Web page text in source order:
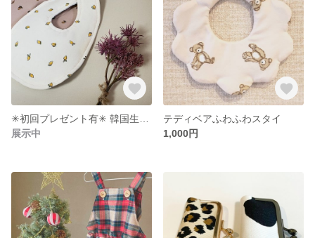
展示中
テディベアふわふわスタイ
1,000円